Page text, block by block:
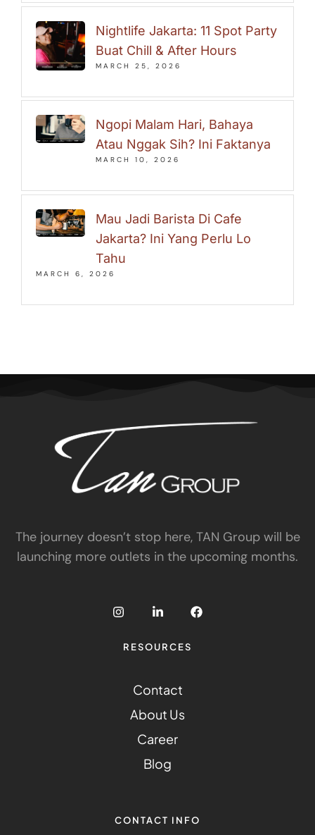
Nightlife Jakarta: 11 Spot Party
Buat Chill & After Hours
MARCH 25, 2026
Ngopi Malam Hari, Bahaya
Atau Nggak Sih? Ini Faktanya
MARCH 10, 2026
Mau Jadi Barista Di Cafe
Jakarta? Ini Yang Perlu Lo
Tahu
MARCH 6, 2026
The journey doesn’t stop here, TAN Group will be
launching more outlets in the upcoming months.
RESOURCES
Contact
About Us
Career
Blog
CONTACT INFO